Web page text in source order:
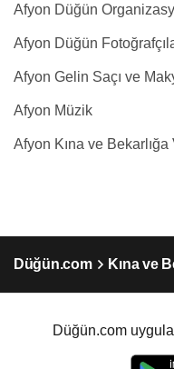
Afyon Düğün
Afyon Düğün
Afyon Gelin Saçı ve
Afyon Müzik
Afyon Kına ve Bekarlığa
Düğün.com Kına ve
Düğün.com